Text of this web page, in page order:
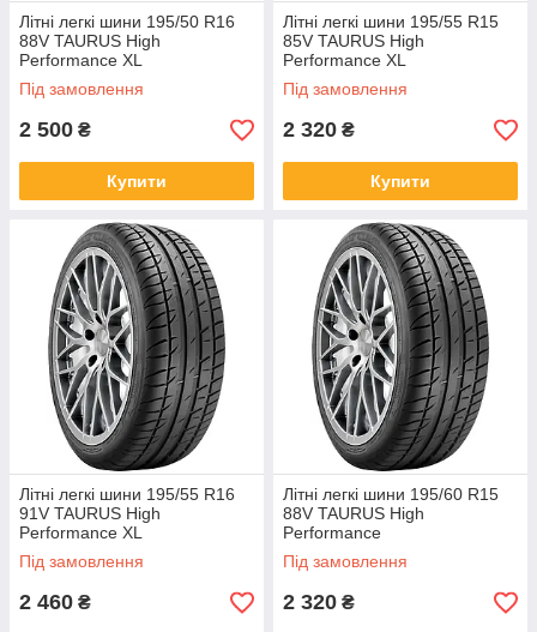
Літні легкі шини 195/50 R16
88V TAURUS High
Performance XL
Під замовлення
2 500 ₴
Купити
Літні легкі шини 195/55 R15
85V TAURUS High
Performance XL
Під замовлення
2 320 ₴
Купити
Літні легкі шини 195/55 R16
91V TAURUS High
Performance XL
Під замовлення
2 460 ₴
Літні легкі шини 195/60 R15
88V TAURUS High
Performance
Під замовлення
2 320 ₴